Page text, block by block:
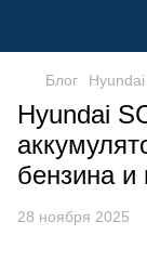
Блог
Hyundai
бензина и
28 ноября 2025